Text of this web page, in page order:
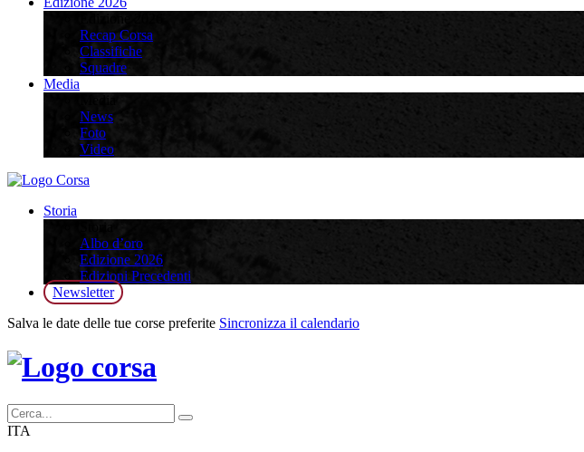
Recap Corsa
Classifiche
Squadre
Media
News
Foto
Video
Storia
Albo d’oro
Edizione 2026
Edizioni Precedenti
Newsletter
Salva le date delle tue corse preferite Sincronizza il calendario
ITA